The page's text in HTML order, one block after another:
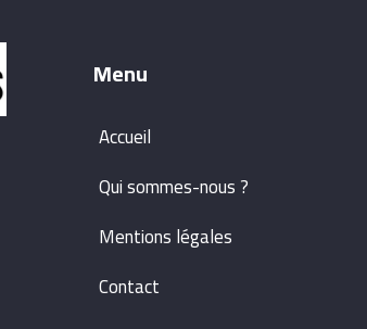
Menu
Accueil
Qui sommes-nous ?
Mentions légales
Contact